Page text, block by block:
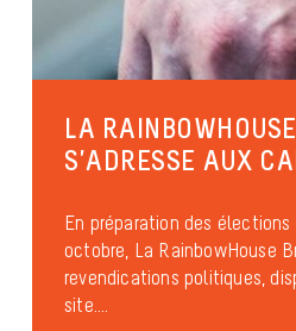
LA
S’ADRESSE AUX
En préparation des
octobre, La RainbowHouse
revendications politiques,
site....